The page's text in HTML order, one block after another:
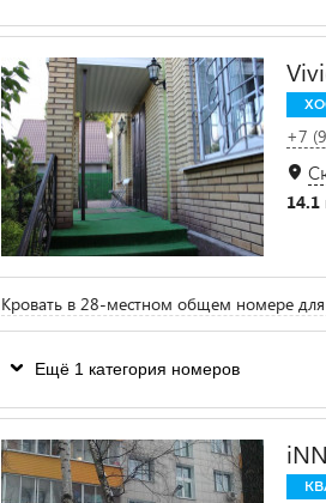
+7
14.1
Кровать в 28-местном общем номере
Ещё 1 категория номеров